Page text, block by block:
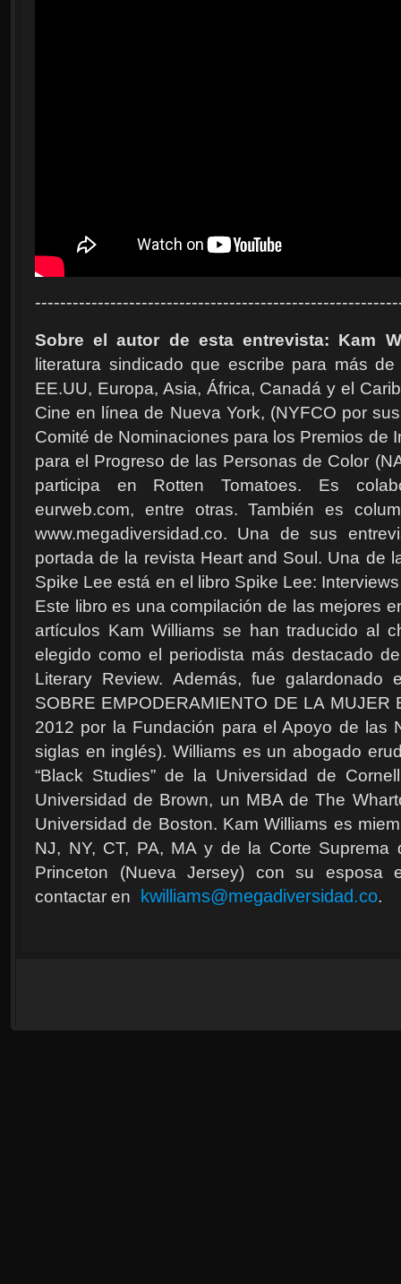
Sobre el autor de esta entrevista: Kam
literatura sindicado que escribe para más
EE.UU, Europa, Asia, África, Canadá y el
Cine en línea de Nueva York, (NYFCO por
Comité de Nominaciones para los Premios de
para el Progreso de las Personas de Color
participa en Rotten Tomatoes. Es
eurweb.com, entre otras. También es
www.megadiversidad.co. Una de sus
portada de la revista Heart and Soul. Una de
Spike Lee está en el libro Spike Lee:
Este libro es una compilación de las mejores
artículos Kam Williams se han traducido al
elegido como el periodista más destacado
Literary Review. Además, fue
SOBRE EMPODERAMIENTO DE LA
2012 por la Fundación para el Apoyo de las
siglas en inglés). Williams es un abogado
“Black Studies” de la Universidad de
Universidad de Brown, un MBA de The
Universidad de Boston. Kam Williams es
NJ, NY, CT, PA, MA y de la Corte
Princeton (Nueva Jersey) con su esposa
contactar en
kwilliams@megadiversidad.co.